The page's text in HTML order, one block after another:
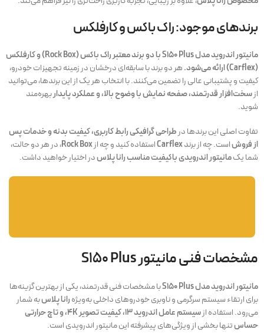
برندهای موجود: راک باکس و کارفلکس
مانیتور اندروید مدل S150 Plus با دو برند معتبر راک باکس (Rock Box) و کارفلکس
(Carflex) ارائه می‌شود.
هر دو برند با سابقه‌ای درخشان در زمینه تجهیزات خودرو،
کیفیت و پشتیبانی عالی را تضمین می‌کنند. با انتخاب هر یک از این برندها، می‌توانید
ازسخت‌افزار قدرتمند، صفحه نمایش با وضوح بالا، و عملکرد پایداربهره‌مند
شوید.
تفاوت اصلی این برندها در طراحی گرافیکی رابط کاربری، کیفیت بدنه و خدمات پس
از فروشاست. چه از برندCarflexاستفاده کنید و چه ازRock Box، در هر دو حالت،
شما یکمانیتور اندرویدی باکیفیت مناسب رانا پلاسدر اختیار خواهید داشت.
فوش ویژه
خرید مانیتور خودرو
مشاهده محصولات
مشخصات فنی مانیتور S150 Plus
مانیتور اندروید مدل S150 Plus
با مشخصات فنی قدرتمند، یکی از بهترین گزینه‌ها
برای ارتقاء سیستم سرگرمی و ناوبری خودروهای داخلی به‌ویژهرانا پلاسبه شمار
می‌رود. استفاده از
سیستم عامل اندروید ۱۳، کیفیت تصویر ۴K، و تاچ حرارتی
حساستنها بخشی از ویژگی‌های پیشرفته این مانیتور اندرویدی است.